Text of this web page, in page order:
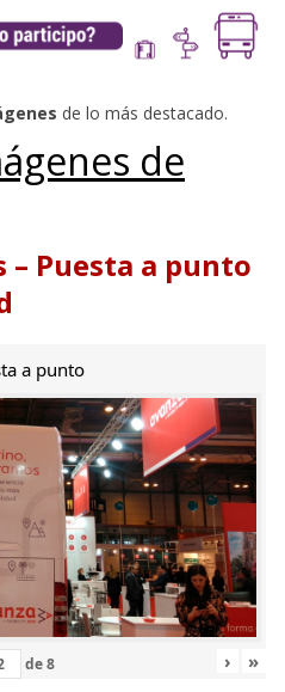
de lo más destacado.
de
Puesta a punto
a punto
de8 › »